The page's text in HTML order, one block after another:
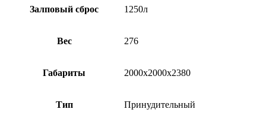
Залповый сброс 1250л
Вес 276
Габариты 2000х2000х2380
Тип Принудительный